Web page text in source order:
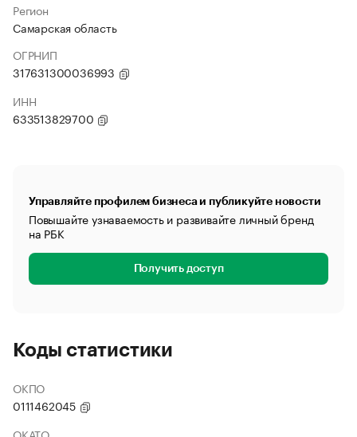
Регион
Самарская область
ОГРНИП
317631300036993
ИНН
633513829700
Управляйте профилем бизнеса и публикуйте новости
Повышайте узнаваемость и развивайте личный бренд
на РБК
Получить доступ
Коды статистики
ОКПО
0111462045